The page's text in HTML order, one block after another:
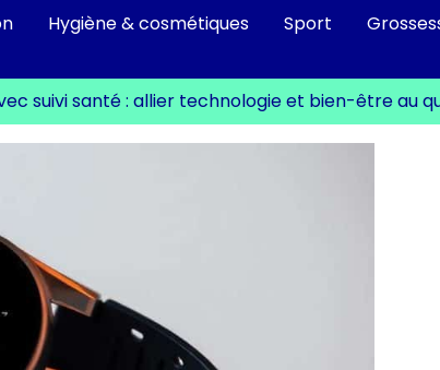
Hygiène & cosmétiques Sport
suivi santé : allier technologie et bien-être au